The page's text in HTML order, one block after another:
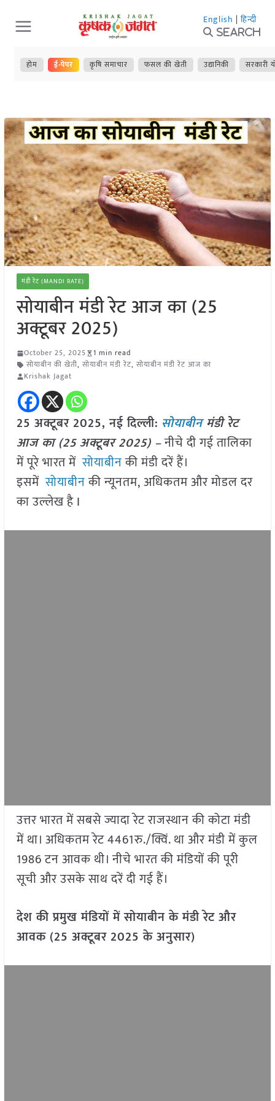
Skip
to
content
English | हिन्दी
Search
होम ई-पेपर कृषि समाचार फसल की खेती उद्यानिकी सरकारी
मंडी रेट (MANDI RATE)
सोयाबीन मंडी रेट आज का (25
अक्टूबर 2025)
October 25, 2025
1 min read
सोयाबीन की खेती, सोयाबीन मंडी रेट, सोयाबीन मंडी रेट आज का
Krishak Jagat
25 अक्टूबर 2025, नई दिल्ली: सोयाबीनमंडी रेट
आज का (25 अक्टूबर 2025) –नीचे दी गई तालिका
में पूरे भारत में सोयाबीनकी मंडी दरें हैं।
इसमें सोयाबीनकी न्यूनतम, अधिकतम और मोडल दर
का उल्लेख है I
उत्तर भारत में सबसे ज्यादा रेट राजस्थान की कोटा मंडी
में था। अधिकतम रेट 4461रु./क्विं. था और मंडी में कुल
1986 टन आवक थी। नीचे भारत की मंडियों की पूरी
सूची और उसके साथ दरें दी गई हैं।
देश की प्रमुख मंडियों में सोयाबीन के मंडी रेट और
आवक (25 अक्टूबर 2025 के अनुसार)